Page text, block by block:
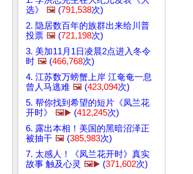
选》
🖼️ (791,538次)
2. 隐居数百年的族群出来给川普
投票 🖼️ (721,198次)
3. 美加11月1日凌晨2点进入冬令
时 🖼️ (466,768次)
4. 江苏数万螃蟹上岸 江奄奄一息
曾人马逃难 🖼️ (423,094次)
5. 帮你找到希望的短片《凤兰花
开时》
🖼️▶️ (412,245次)
6. 露出本相！美国的黑暗沼泽正
被抽干 🖼️ (385,983次)
7. 太感人！《凤兰花开时》真实
故事 触及心灵 🖼️▶️ (371,602次)